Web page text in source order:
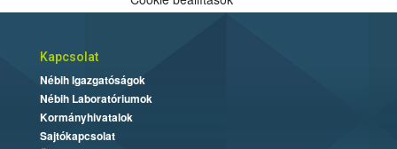
Kapcsolat
Nébih Igazgatóságok
Nébih Laboratóriumok
Kormányhivatalok
Sajtókapcsolat